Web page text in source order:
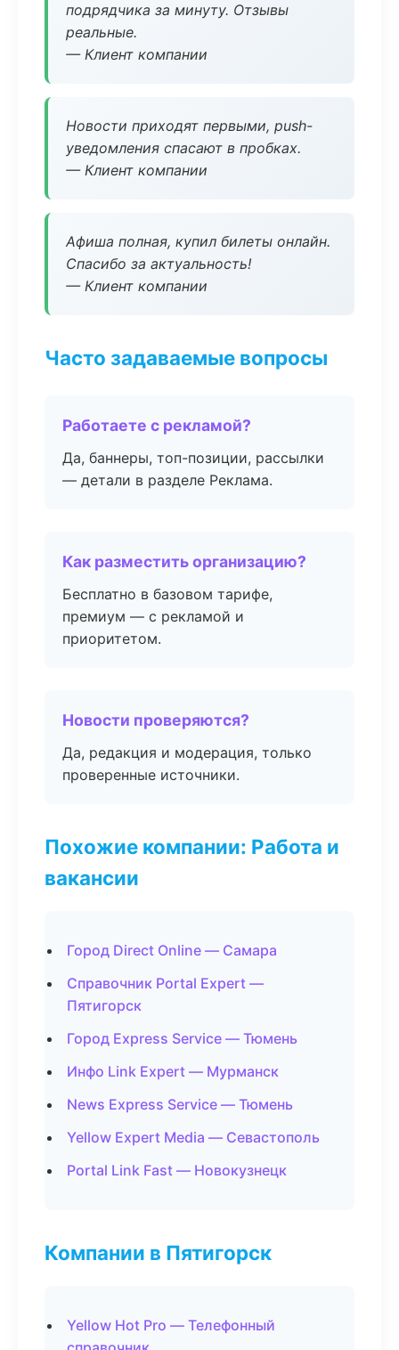
подрядчика за минуту. Отзывы
реальные.
— Клиент компании
Новости приходят первыми, push-
уведомления спасают в пробках.
— Клиент компании
Афиша полная, купил билеты онлайн.
Спасибо за актуальность!
— Клиент компании
Часто задаваемые вопросы
Работаете с рекламой?
Да, баннеры, топ-позиции, рассылки
— детали в разделе Реклама.
Как разместить организацию?
Бесплатно в базовом тарифе,
премиум — с рекламой и
приоритетом.
Новости проверяются?
Да, редакция и модерация, только
проверенные источники.
Похожие компании: Работа и
вакансии
Город Direct Online — Самара
Справочник Portal Expert —
Пятигорск
Город Express Service — Тюмень
Инфо Link Expert — Мурманск
News Express Service — Тюмень
Yellow Expert Media — Севастополь
Portal Link Fast — Новокузнецк
Компании в Пятигорск
Yellow Hot Pro — Телефонный